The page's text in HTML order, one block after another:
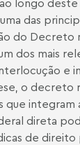
das
do Decreto
dos mais
e
o decreto
integram
direta
de